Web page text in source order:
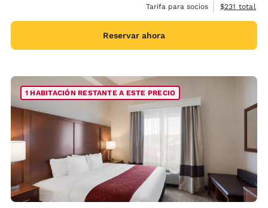
Tarifa para socios
Ver detalles
$231 total
Reservar ahora
1 HABITACIÓN RESTANTE A ESTE PRECIO